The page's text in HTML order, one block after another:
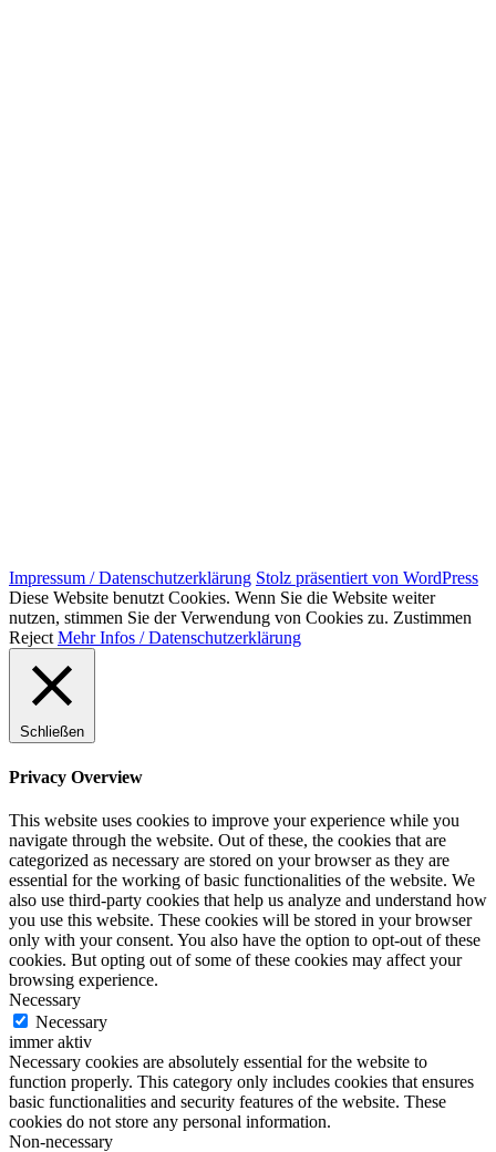
Impressum / Datenschutzerklärung Stolz präsentiert von WordPress
Diese Website benutzt Cookies. Wenn Sie die Website weiter
nutzen, stimmen Sie der Verwendung von Cookies zu. Zustimmen
Reject Mehr Infos / Datenschutzerklärung
Schließen
Privacy Overview
This website uses cookies to improve your experience while you
navigate through the website. Out of these, the cookies that are
categorized as necessary are stored on your browser as they are
essential for the working of basic functionalities of the website. We
also use third-party cookies that help us analyze and understand how
you use this website. These cookies will be stored in your browser
only with your consent. You also have the option to opt-out of these
cookies. But opting out of some of these cookies may affect your
browsing experience.
Necessary
Necessary
immer aktiv
Necessary cookies are absolutely essential for the website to
function properly. This category only includes cookies that ensures
basic functionalities and security features of the website. These
cookies do not store any personal information.
Non-necessary